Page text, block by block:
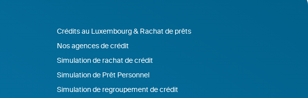
Crédits au Luxembourg & Rachat de prêts
Nos agences de crédit
Simulation de rachat de crédit
Simulation de Prêt Personnel
Simulation de regroupement de crédit